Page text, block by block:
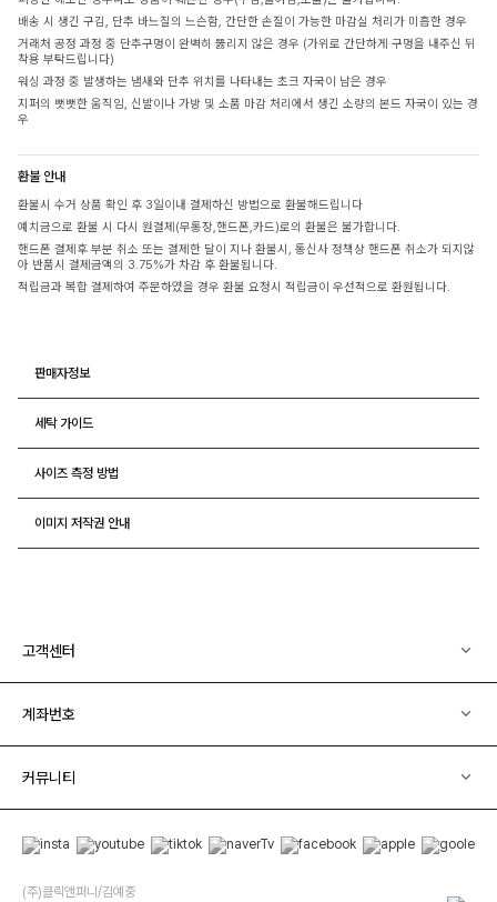
배송 시 생긴 구김, 단추 바느질의 느슨함, 간단한 손질이 가능한 마감실 처리가 미흡한 경우
거래처 공정 과정 중 단추구멍이 완벽히 뚫리지 않은 경우 (가위로 간단하게 구멍을 내주신 뒤
착용 부탁드립니다)
워싱 과정 중 발생하는 냄새와 단추 위치를 나타내는 초크 자국이 남은 경우
지퍼의 뻣뻣한 움직임, 신발이나 가방 및 소품 마감 처리에서 생긴 소량의 본드 자국이 있는 경
우
환불 안내
환불시 수거 상품 확인 후 3일이내 결제하신 방법으로 환불해드립니다
예치금으로 환불 시 다시 원결제(무통장,핸드폰,카드)로의 환불은 불가합니다.
핸드폰 결제후 부분 취소 또는 결제한 달이 지나 환불시, 통신사 정책상 핸드폰 취소가 되지않
아 반품시 결제금액의 3.75%가 차감 후 환불됩니다.
적립금과 복합 결제하여 주문하였을 경우 환불 요청시 적립금이 우선적으로 환원됩니다.
판매자정보
세탁 가이드
사이즈 측정 방법
이미지 저작권 안내
고객센터
계좌번호
커뮤니티
(주)클릭앤퍼니/김예중